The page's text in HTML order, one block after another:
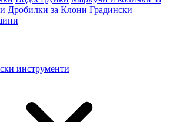
Дробилки за Клони Градински
инструменти